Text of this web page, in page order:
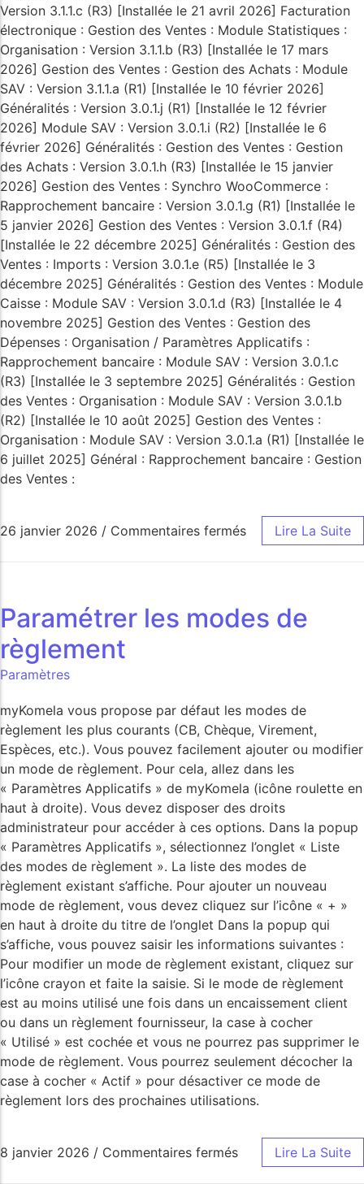
Version 3.1.1.c (R3) [Installée le 21 avril 2026] Facturation
électronique : Gestion des Ventes : Module Statistiques :
Organisation : Version 3.1.1.b (R3) [Installée le 17 mars
2026] Gestion des Ventes : Gestion des Achats : Module
SAV : Version 3.1.1.a (R1) [Installée le 10 février 2026]
Généralités : Version 3.0.1.j (R1) [Installée le 12 février
2026] Module SAV : Version 3.0.1.i (R2) [Installée le 6
février 2026] Généralités : Gestion des Ventes : Gestion
des Achats : Version 3.0.1.h (R3) [Installée le 15 janvier
2026] Gestion des Ventes : Synchro WooCommerce :
Rapprochement bancaire : Version 3.0.1.g (R1) [Installée le
5 janvier 2026] Gestion des Ventes : Version 3.0.1.f (R4)
[Installée le 22 décembre 2025] Généralités : Gestion des
Ventes : Imports : Version 3.0.1.e (R5) [Installée le 3
décembre 2025] Généralités : Gestion des Ventes : Module
Caisse : Module SAV : Version 3.0.1.d (R3) [Installée le 4
novembre 2025] Gestion des Ventes : Gestion des
Dépenses : Organisation / Paramètres Applicatifs :
Rapprochement bancaire : Module SAV : Version 3.0.1.c
(R3) [Installée le 3 septembre 2025] Généralités : Gestion
des Ventes : Organisation : Module SAV : Version 3.0.1.b
(R2) [Installée le 10 août 2025] Gestion des Ventes :
Organisation : Module SAV : Version 3.0.1.a (R1) [Installée le
6 juillet 2025] Général : Rapprochement bancaire : Gestion
des Ventes :
26 janvier 2026 / Commentaires fermés Lire La Suite
Paramétrer les modes de
règlement
Paramètres
myKomela vous propose par défaut les modes de
règlement les plus courants (CB, Chèque, Virement,
Espèces, etc.). Vous pouvez facilement ajouter ou modifier
un mode de règlement. Pour cela, allez dans les
« Paramètres Applicatifs » de myKomela (icône roulette en
haut à droite). Vous devez disposer des droits
administrateur pour accéder à ces options. Dans la popup
« Paramètres Applicatifs », sélectionnez l’onglet « Liste
des modes de règlement ». La liste des modes de
règlement existant s’affiche. Pour ajouter un nouveau
mode de règlement, vous devez cliquez sur l’icône « + »
en haut à droite du titre de l’onglet Dans la popup qui
s’affiche, vous pouvez saisir les informations suivantes :
Pour modifier un mode de règlement existant, cliquez sur
l’icône crayon et faite la saisie. Si le mode de règlement
est au moins utilisé une fois dans un encaissement client
ou dans un règlement fournisseur, la case à cocher
« Utilisé » est cochée et vous ne pourrez pas supprimer le
mode de règlement. Vous pourrez seulement décocher la
case à cocher « Actif » pour désactiver ce mode de
règlement lors des prochaines utilisations.
8 janvier 2026 / Commentaires fermés Lire La Suite